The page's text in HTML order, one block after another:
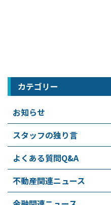
カテゴリー
お知らせ
スタッフの独り言
よくある質問Q&A
不動産関連ニュース